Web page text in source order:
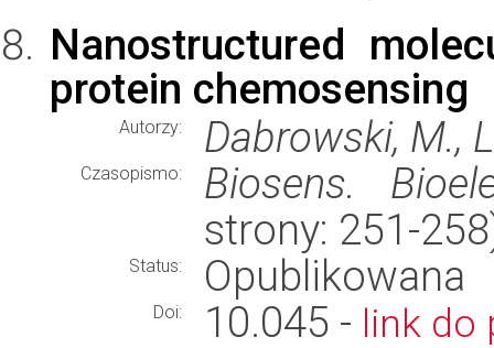
Nanostructured
protein chemosensing
Autorzy: Dabrowski, M.,
Czasopismo:
Biosens.
strony: 251-
Status: Opublikowana
Doi: 10.045 - link do